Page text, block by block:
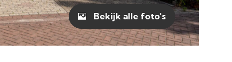
Bekijk alle foto's